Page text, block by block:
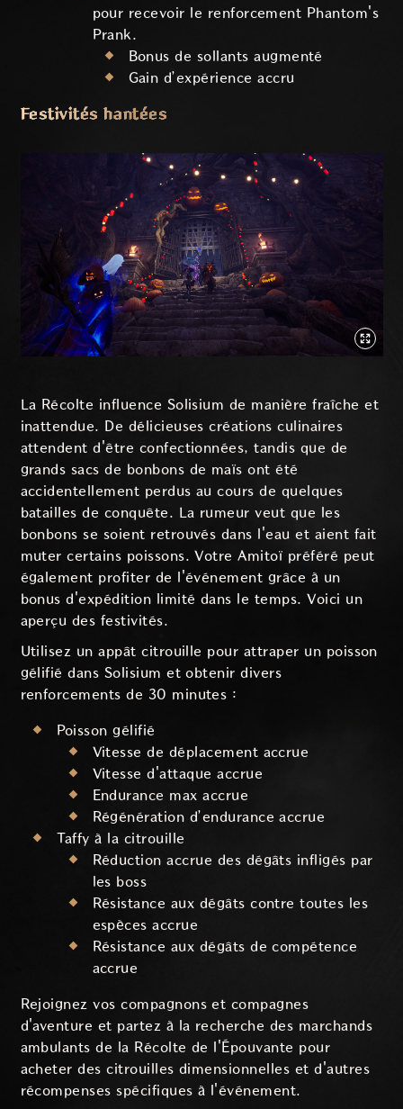
pour recevoir le renforcement Phantom's
Prank.
Bonus de sollants augmenté
Gain d’expérience accru
Festivités hantées
La Récolte influence Solisium de manière fraîche et
inattendue. De délicieuses créations culinaires
attendent d'être confectionnées, tandis que de
grands sacs de bonbons de maïs ont été
accidentellement perdus au cours de quelques
batailles de conquête. La rumeur veut que les
bonbons se soient retrouvés dans l'eau et aient fait
muter certains poissons. Votre Amitoï préféré peut
également profiter de l'événement grâce à un
bonus d'expédition limité dans le temps. Voici un
aperçu des festivités.
Utilisez un appât citrouille pour attraper un poisson
gélifié dans Solisium et obtenir divers
renforcements de 30 minutes :
Poisson gélifié
Vitesse de déplacement accrue
Vitesse d'attaque accrue
Endurance max accrue
Régénération d’endurance accrue
Taffy à la citrouille
Réduction accrue des dégâts infligés par
les boss
Résistance aux dégâts contre toutes les
espèces accrue
Résistance aux dégâts de compétence
accrue
Rejoignez vos compagnons et compagnes
d'aventure et partez à la recherche des marchands
ambulants de la Récolte de l'Épouvante pour
acheter des citrouilles dimensionnelles et d'autres
récompenses spécifiques à l'événement.